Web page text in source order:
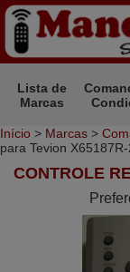
Lista de
Marcas
Início > Marcas >
para Tevion X65187R-
CONTROLE